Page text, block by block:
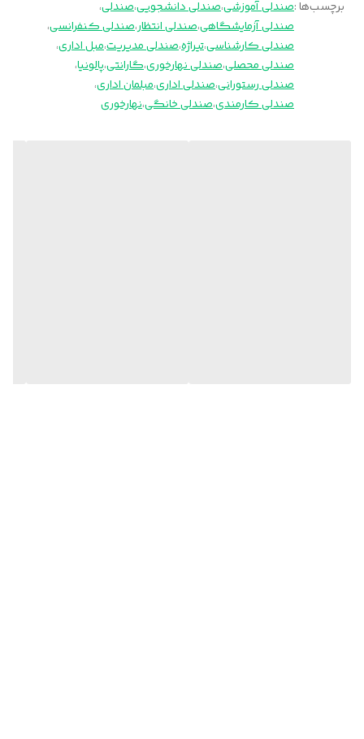
برچسب‌ها :صندلی آموزشی،صندلی دانشجویی،صندلی،
صندلی آزمایشگاهی،صندلی انتظار،صندلی کنفرانسی،
صندلی کارشناسی،تیراژه،صندلی مدیریت،مبل اداری،
صندلی محصلی،صندلی نهارخوری،گارانتی،پالونیا،
صندلی رستورانی،صندلی اداری،مبلمان اداری،
صندلی کارمندی،صندلی خانگی،نهارخوری